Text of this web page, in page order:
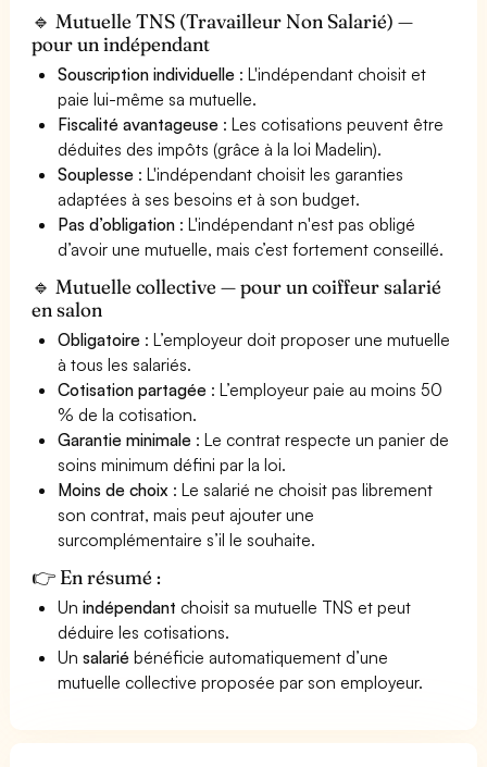
🔹 Mutuelle TNS (Travailleur Non Salarié) —
pour un indépendant
Souscription individuelle : L'indépendant choisit et
paie lui-même sa mutuelle.
Fiscalité avantageuse : Les cotisations peuvent être
déduites des impôts (grâce à la loi Madelin).
Souplesse : L'indépendant choisit les garanties
adaptées à ses besoins et à son budget.
Pas d’obligation : L'indépendant n'est pas obligé
d’avoir une mutuelle, mais c’est fortement conseillé.
🔹 Mutuelle collective — pour un coiffeur salarié
en salon
Obligatoire : L’employeur doit proposer une mutuelle
à tous les salariés.
Cotisation partagée : L’employeur paie au moins 50
% de la cotisation.
Garantie minimale : Le contrat respecte un panier de
soins minimum défini par la loi.
Moins de choix : Le salarié ne choisit pas librement
son contrat, mais peut ajouter une
surcomplémentaire s’il le souhaite.
👉 En résumé :
Unindépendant choisit sa mutuelle TNS et peut
déduire les cotisations.
Unsalarié bénéficie automatiquement d’une
mutuelle collective proposée par son employeur.